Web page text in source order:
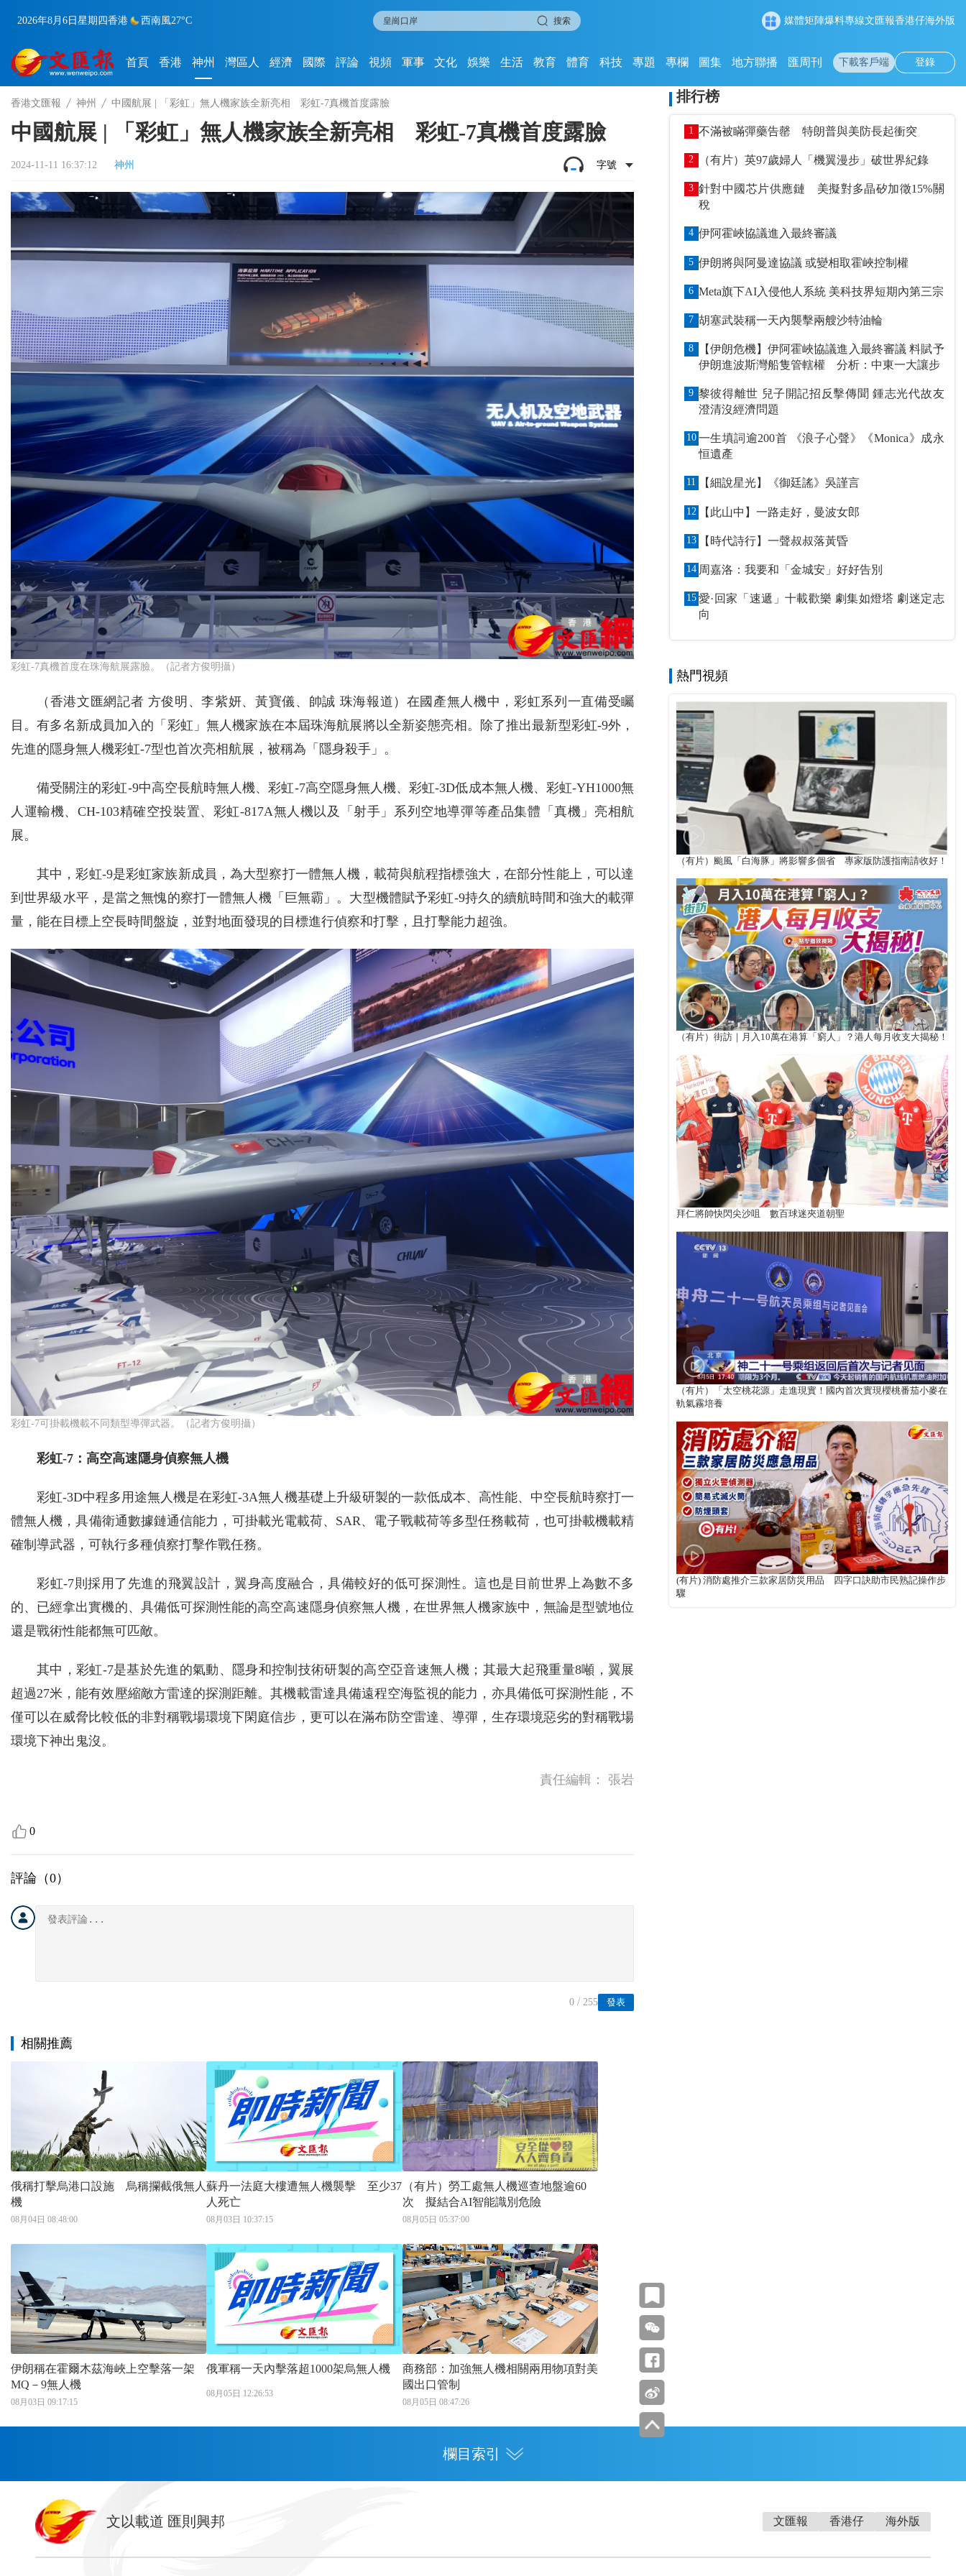
2026年8月6日 星期四香港 西南風27°C 搜索 媒體矩陣爆料專線文匯報香港仔海外版
首頁 香港 神州 灣區人 經濟 國際 評論 視頻 軍事 文化 娛樂 生活 教育 體育 科技 專題 專欄 圖集 地方聯播 匯周刊 下載客戶端 登錄
香港文匯報 神州 中國航展 | 「彩虹」無人機家族全新亮相 彩虹-7真機首度露臉
中國航展 | 「彩虹」無人機家族全新亮相 彩虹-7真機首度露臉
2024-11-11 16:37:12 神州 字號
彩虹-7真機首度在珠海航展露臉。（記者方俊明攝）
（香港文匯網記者 方俊明、李紫妍、黃寶儀、帥誠 珠海報道）在國產無人機中，彩虹系列一直備受矚
目。有多名新成員加入的「彩虹」無人機家族在本屆珠海航展將以全新姿態亮相。除了推出最新型彩虹-9外，
先進的隱身無人機彩虹-7型也首次亮相航展，被稱為「隱身殺手」。
備受關注的彩虹-9中高空長航時無人機、彩虹-7高空隱身無人機、彩虹-3D低成本無人機、彩虹-YH1000無
人運輸機、CH-103精確空投裝置、彩虹-817A無人機以及「射手」系列空地導彈等產品集體「真機」亮相航
展。
其中，彩虹-9是彩虹家族新成員，為大型察打一體無人機，載荷與航程指標強大，在部分性能上，可以達
到世界級水平，是當之無愧的察打一體無人機「巨無霸」。大型機體賦予彩虹-9持久的續航時間和強大的載彈
量，能在目標上空長時間盤旋，並對地面發現的目標進行偵察和打擊，且打擊能力超強。
彩虹-7可掛載機載不同類型導彈武器。（記者方俊明攝）
彩虹-7：高空高速隱身偵察無人機
彩虹-3D中程多用途無人機是在彩虹-3A無人機基礎上升級研製的一款低成本、高性能、中空長航時察打一
體無人機，具備衛通數據鏈通信能力，可掛載光電載荷、SAR、電子戰載荷等多型任務載荷，也可掛載機載精
確制導武器，可執行多種偵察打擊作戰任務。
彩虹-7則採用了先進的飛翼設計，翼身高度融合，具備較好的低可探測性。這也是目前世界上為數不多
的、已經拿出實機的、具備低可探測性能的高空高速隱身偵察無人機，在世界無人機家族中，無論是型號地位
還是戰術性能都無可匹敵。
其中，彩虹-7是基於先進的氣動、隱身和控制技術研製的高空亞音速無人機；其最大起飛重量8噸，翼展
超過27米，能有效壓縮敵方雷達的探測距離。其機載雷達具備遠程空海監視的能力，亦具備低可探測性能，不
僅可以在威脅比較低的非對稱戰場環境下閑庭信步，更可以在滿布防空雷達、導彈，生存環境惡劣的對稱戰場
環境下神出鬼沒。
責任編輯： 張岩
0
評論（0）
發表
0 / 255
相關推薦
俄稱打擊烏港口設施 烏稱攔截俄無人
機
08月04日 08:48:00
蘇丹一法庭大樓遭無人機襲擊 至少37
人死亡
08月03日 10:37:15
（有片）勞工處無人機巡查地盤逾60
次 擬結合AI智能識別危險
08月05日 05:37:00
伊朗稱在霍爾木茲海峽上空擊落一架
MQ－9無人機
08月03日 09:17:15
俄軍稱一天內擊落超1000架烏無人機
08月05日 12:26:53
商務部：加強無人機相關兩用物項對美
國出口管制
08月05日 08:47:26
排行榜
1 不滿被瞞彈藥告罄 特朗普與美防長起衝突
2 （有片）英97歲婦人「機翼漫步」破世界紀錄
3 針對中國芯片供應鏈 美擬對多晶矽加徵15%關
稅
4 伊阿霍峽協議進入最終審議
5 伊朗將與阿曼達協議 或變相取霍峽控制權
6 Meta旗下AI入侵他人系統 美科技界短期內第三宗
7 胡塞武裝稱一天內襲擊兩艘沙特油輪
8
【伊朗危機】伊阿霍峽協議進入最終審議 料賦予
伊朗進波斯灣船隻管轄權 分析：中東一大讓步
9 黎彼得離世 兒子開記招反擊傳聞 鍾志光代故友
澄清沒經濟問題
10 一生填詞逾200首 《浪子心聲》《Monica》成永
恒遺產
11 【細說星光】《御廷謠》吳謹言
12 【此山中】一路走好，曼波女郎
13 【時代詩行】一聲叔叔落黃昏
14 周嘉洛：我要和「金城安」好好告別
15 愛·回家「速遞」十載歡樂 劇集如燈塔 劇迷定志
向
熱門視頻
（有片）颱風「白海豚」將影響多個省 專家版防護指南請收好！
（有片）街訪｜月入10萬在港算「窮人」？港人每月收支大揭秘！
拜仁將帥快閃尖沙咀 數百球迷夾道朝聖
（有片）「太空桃花源」走進現實！國內首次實現櫻桃番茄小麥在
軌氣霧培養
(有片) 消防處推介三款家居防災用品 四字口訣助市民熟記操作步
驟
欄目索引
首頁
香港
神州
灣區生活 灣區企業 灣區文化 灣區人才
灣區政策
文以載道 匯則興邦 文匯報 香港仔 海外版